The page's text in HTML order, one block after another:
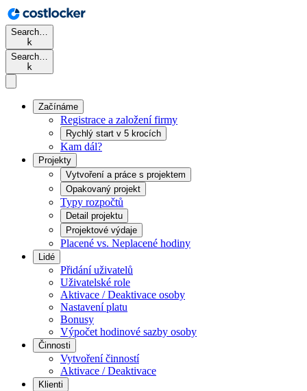
Search…
k
Search…
k
Začínáme
Registrace a založení firmy
Rychlý start v 5 krocích
Kam dál?
Projekty
Vytvoření a práce s projektem
Opakovaný projekt
Typy rozpočtů
Detail projektu
Projektové výdaje
Placené vs. Neplacené hodiny
Lidé
Přidání uživatelů
Uživatelské role
Aktivace / Deaktivace osoby
Nastavení platu
Bonusy
Výpočet hodinové sazby osoby
Činnosti
Vytvoření činností
Aktivace / Deaktivace
Klienti